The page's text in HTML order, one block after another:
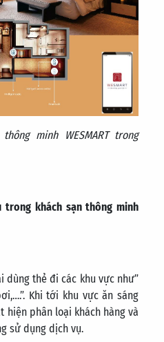
minh WESMART trong
trong khách sạn thông minh
dùng thẻ đi các khu vực như”
Khi tới khu vực ăn sáng
hiện phân loại khách hàng và
sử dụng dịch vụ.